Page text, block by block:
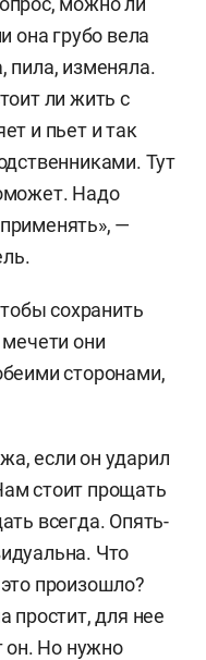
она грубо вела
пила, изменяла.
ли жить с
и пьет и так
Тут
Надо
—
сохранить
они
сторонами,
если он ударил
стоит прощать
всегда. Опять-
Что
произошло?
простит, для нее
он. Но нужно